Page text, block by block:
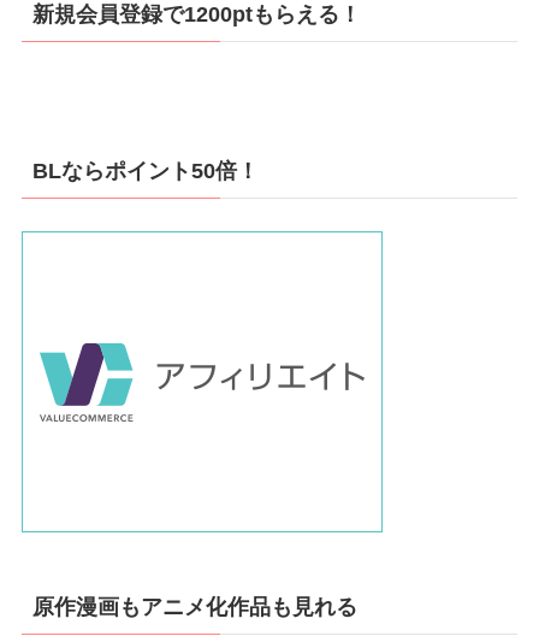
新規会員登録で1200ptもらえる！
BLならポイント50倍！
原作漫画もアニメ化作品も見れる